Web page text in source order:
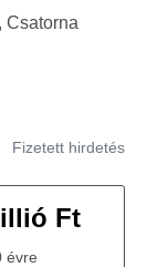
Csatorna
Fizetett hirdetés
Ft
évre